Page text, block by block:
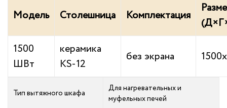
Модель Столешница Комплектация
1500
ШВт
керамика
KS-12
без экрана
Тип вытяжного шкафа
Для нагревательных и
муфельных печей